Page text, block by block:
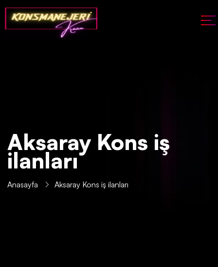
Aksaray Kons iş
ilanları
Anasayfa Aksaray Kons iş ilanları